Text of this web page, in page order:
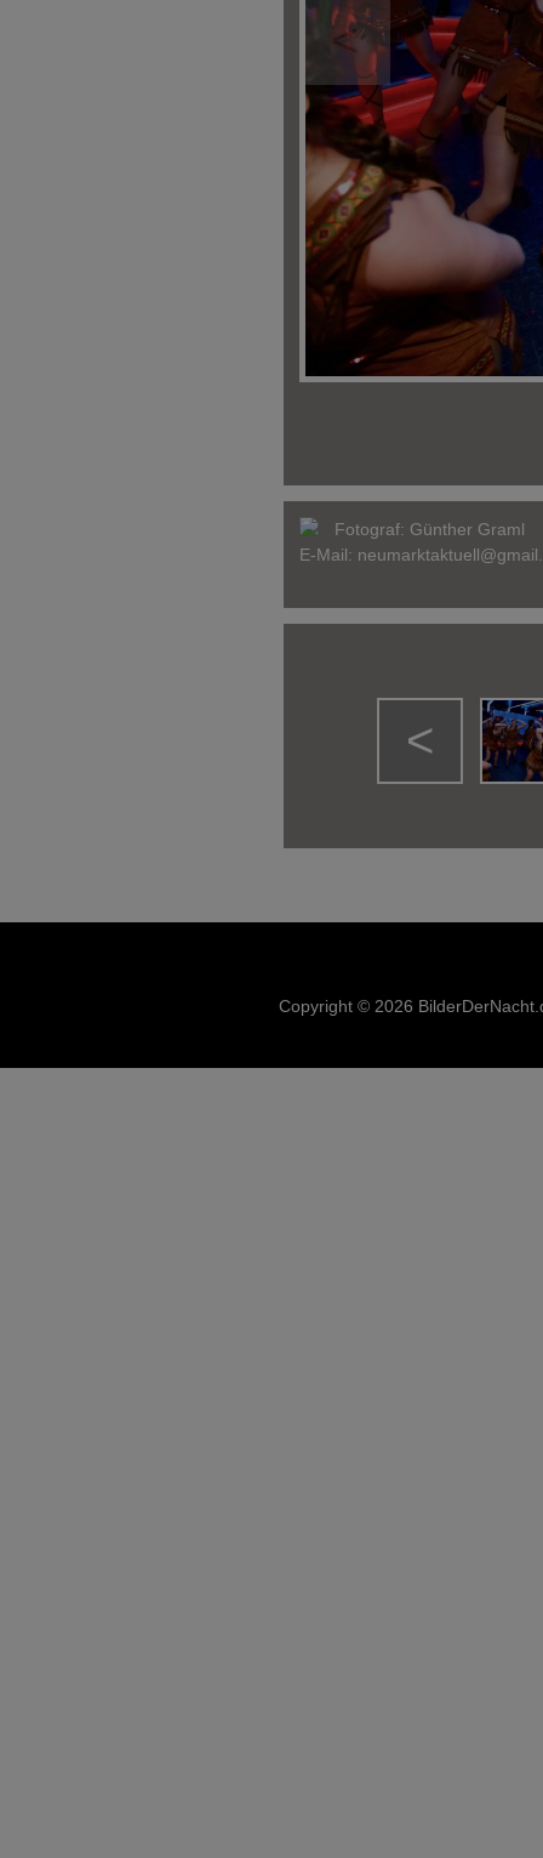
<
Fotograf: Günther Graml
E-Mail:
<
Copyright © 2026